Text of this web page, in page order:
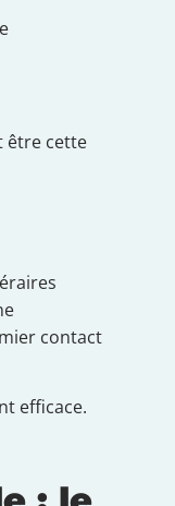
être cette
contact
efficace.